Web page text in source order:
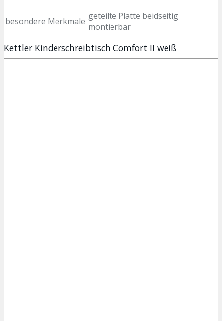
besondere Merkmale geteilte Platte beidseitig
montierbar
Kettler Kinderschreibtisch Comfort II weiß